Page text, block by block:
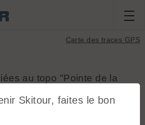
Carte des traces GPS
liées au topo "Pointe de la
Sud par le col de la
Roche Noire"
Skitour, faites le bon